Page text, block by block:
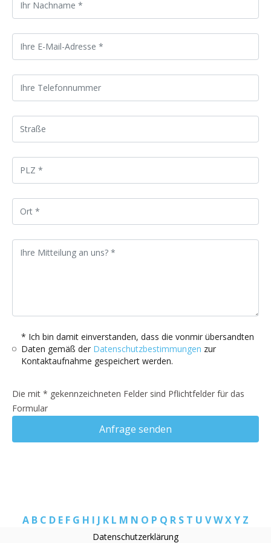
* Ich bin damit einverstanden, dass die vonmir übersandten
Daten gemäß der Datenschutzbestimmungen zur
Kontaktaufnahme gespeichert werden.
Die mit * gekennzeichneten Felder sind Pflichtfelder für das
Formular
Anfrage senden
A B C D E F G H I J K L M N O P Q R S T U VWXY Z
Datenschutzerklärung